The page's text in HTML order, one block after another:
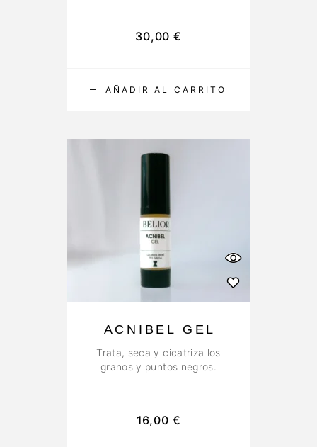
AÑADIR AL CARRITO
30,00 €
ACNIBEL GEL
Trata, seca y cicatriza los
granos y puntos negros.
16,00 €